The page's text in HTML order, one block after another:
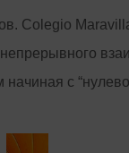
Colegio
с